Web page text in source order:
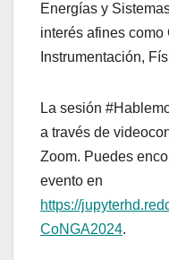
Energías y
interés afines
Instrumentación,
La sesión
a través de
Zoom. Puedes
evento en
https://
CoNGA2024.